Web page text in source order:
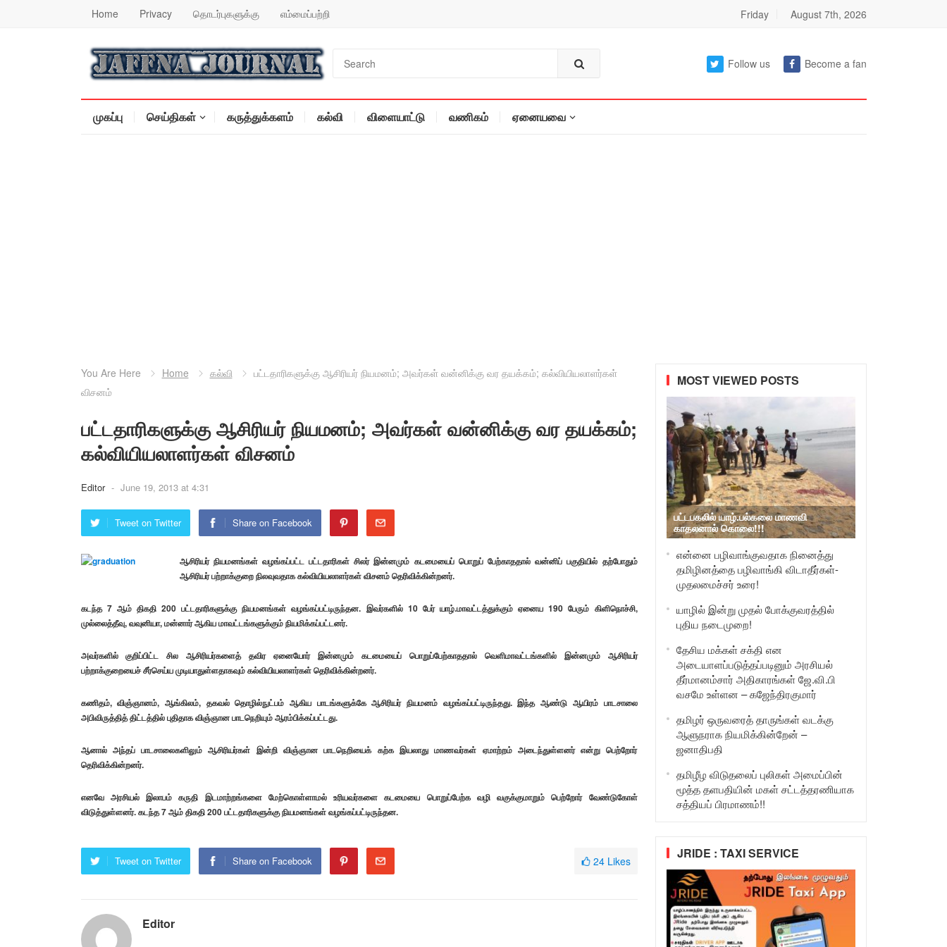
Home Privacy தொடர்புகளுக்கு எம்மைப்பற்றி Friday August 7th, 2026
Follow us Become a fan
முகப்பு செய்திகள் கருத்துக்களம் கல்வி விளையாட்டு வணிகம் ஏனையவை
You Are Here Home கல்வி
பட்டதாரிகளுக்கு ஆசிரியர் நியமனம்; அவர்கள் வன்னிக்கு வர தயக்கம்; கல்வியியலாளர்கள்
விசனம்
பட்டதாரிகளுக்கு ஆசிரியர் நியமனம்; அவர்கள் வன்னிக்கு வர தயக்கம்;
கல்வியியலாளர்கள் விசனம்
Editor - June 19, 2013 at 4:31
Tweet on Twitter Share on Facebook
ஆசிரியர் நியமனங்கள் வழங்கப்பட்ட பட்டதாரிகள் சிலர் இன்னமும் கடமையைப் பொறுப் பேற்காததால் வன்னிப் பகுதியில் தற்போதும்
ஆசிரியர் பற்றாக்குறை நிலவுவதாக கல்வியியலாளர்கள் விசனம் தெரிவிக்கின்றனர்.
கடந்த 7 ஆம் திகதி 200 பட்டதாரிகளுக்கு நியமனங்கள் வழங்கப்பட்டிருந்தன. இவர்களில் 10 பேர் யாழ்.மாவட்டத்துக்கும் ஏனைய 190 பேரும் கிளிநொச்சி,
முல்லைத்தீவு, வவுனியா, மன்னார் ஆகிய மாவட்டங்களுக்கும் நியமிக்கப்பட்டனர்.
அவர்களில் குறிப்பிட்ட சில ஆசிரியர்களைத் தவிர ஏனையோர் இன்னமும் கடமையைப் பொறுப்பேற்காததால் வெளிமாவட்டங்களில் இன்னமும் ஆசிரியர்
பற்றாக்குறையைச் சீர்செய்ய முடியாதுள்ளதாகவும் கல்வியியலாளர்கள் தெரிவிக்கின்றனர்.
கணிதம், விஞ்ஞானம், ஆங்கிலம், தகவல் தொழில்நுட்பம் ஆகிய பாடங்களுக்கே ஆசிரியர் நியமனம் வழங்கப்பட்டிருந்தது. இந்த ஆண்டு ஆயிரம் பாடசாலை
அபிவிருத்தித் திட்டத்தில் புதிதாக விஞ்ஞான பாடநெறியும் ஆரம்பிக்கப்பட்டது.
ஆனால் அந்தப் பாடசாலைகளிலும் ஆசிரியர்கள் இன்றி விஞ்ஞான பாடநெறியைக் கற்க இயலாது மாணவர்கள் ஏமாற்றம் அடைந்துள்ளனர் என்று பெற்றோர்
தெரிவிக்கின்றனர்.
எனவே அரசியல் இலாபம் கருதி இடமாற்றங்களை மேற்கொள்ளாமல் உரியவர்களை கடமையை பொறுப்பேற்க வழி வகுக்குமாறும் பெற்றோர் வேண்டுகோள்
விடுத்துள்ளனர். கடந்த 7 ஆம் திகதி 200 பட்டதாரிகளுக்கு நியமனங்கள் வழங்கப்பட்டிருந்தன.
Tweet on Twitter Share on Facebook 24 Likes
Editor
MOST VIEWED POSTS
பட்டபகலில் யாழ்.பல்கலை மாணவி
காதலனால் கொலை!!!
என்னை பழிவாங்குவதாக நினைத்து
தமிழினத்தை பழிவாங்கி விடாதீர்கள்-
முதலமைச்சர் உரை!
யாழில் இன்று முதல் போக்குவரத்தில்
புதிய நடைமுறை!
தேசிய மக்கள் சக்தி என
அடையாளப்படுத்தப்படினும் அரசியல்
தீர்மானம்சார் அதிகாரங்கள் ஜே.வி.பி
வசமே உள்ளன – கஜேந்திரகுமார்
தமிழர் ஒருவரைத் தாருங்கள் வடக்கு
ஆளுநராக நியமிக்கின்றேன் –
ஜனாதிபதி
தமிழீழ விடுதலைப் புலிகள் அமைப்பின்
மூத்த தளபதியின் மகள் சட்டத்தரணியாக
சத்தியப் பிரமாணம்!!
JRIDE : TAXI SERVICE